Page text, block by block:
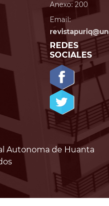
Anexo: 200
Email:
REDES
SOCIALES
Autonoma de Huanta